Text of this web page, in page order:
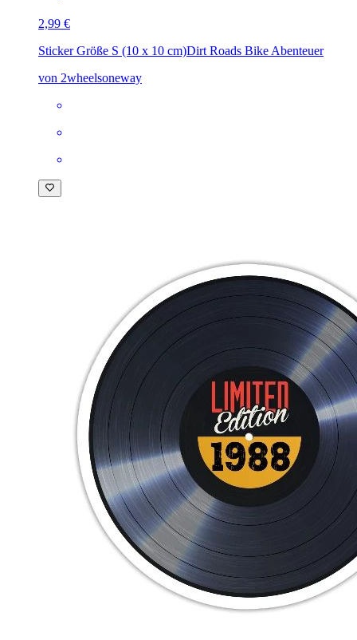
2,99 €
Sticker Größe S (10 x 10 cm)Dirt Roads Bike Abenteuer
von 2wheelsoneway